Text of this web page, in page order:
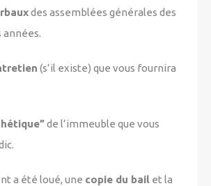
des assemblées générales des
(s’il existe) que vous fournira
de l’immeuble que vous
a été loué, une copie du bail et la